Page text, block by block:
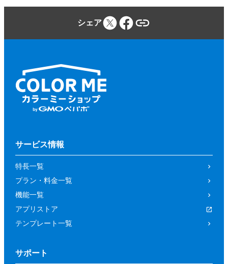
シェア
サービス情報
特長一覧
プラン・料金一覧
機能一覧
アプリストア
テンプレート一覧
サポート